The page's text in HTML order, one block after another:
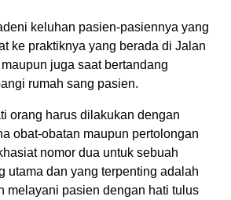
keluhan pasien-pasiennya yang
ke praktiknya yang berada di Jalan
juga saat bertandang
rumah sang pasien.
orang harus dilakukan dengan
obat-obatan maupun pertolongan
nomor dua untuk sebuah
utama dan yang terpenting adalah
melayani pasien dengan hati tulus